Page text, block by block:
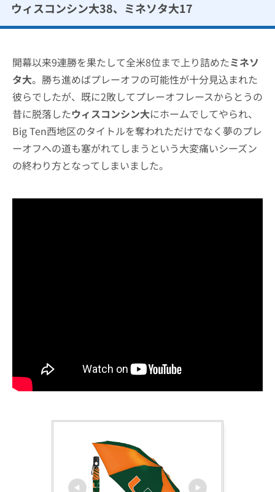
ウィスコンシン大38、ミネソタ大17
開幕以来9連勝を果たして全米8位まで上り詰めたミネソ
タ大。勝ち進めばプレーオフの可能性が十分見込まれた
彼らでしたが、既に2敗してプレーオフレースからとうの
昔に脱落したウィスコンシン大にホームでしてやられ、
Big Ten西地区のタイトルを奪われただけでなく夢のプレ
ーオフへの道も塞がれてしまうという大変痛いシーズン
の終わり方となってしまいました。